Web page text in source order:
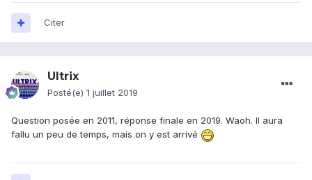
Citer
Ultrix
Posté(e) 1 juillet 2019
Question posée en 2011, réponse finale en 2019. Waoh. Il aura
fallu un peu de temps, mais on y est arrivé